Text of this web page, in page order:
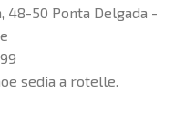
48-50 Ponta Delgada -
e sedia a rotelle.